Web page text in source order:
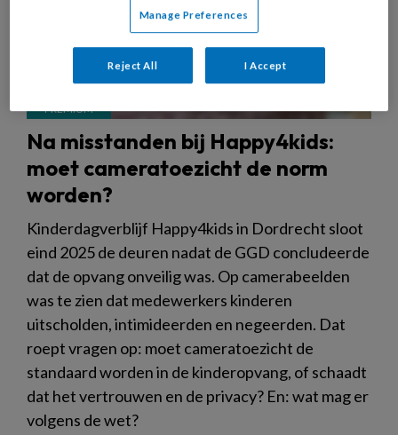
Na misstanden bij Happy4kids:
moet cameratoezicht de norm
worden?
Kinderdagverblijf Happy4kids in Dordrecht sloot
eind 2025 de deuren nadat de GGD concludeerde
dat de opvang onveilig was. Op camerabeelden
was te zien dat medewerkers kinderen
uitscholden, intimideerden en negeerden. Dat
roept vragen op: moet cameratoezicht de
standaard worden in de kinderopvang, of schaadt
dat het vertrouwen en de privacy? En: wat mag er
volgens de wet?
Manage Preferences
Reject All I Accept